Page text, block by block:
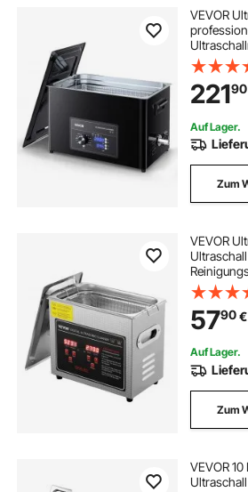
ultraschallreiniger für große
brillen ultraschallreiniger
ultraschallreiniger für schmuck
ja ultraschallreiniger für brille
ultraschallreiniger heizung 10l
ultraschallreiniger für brille
VEVOR
für Uhren
Münzen
22190
Auf Lager.
Zum
VEVOR
Digitaler
Reinigung
Brillen,
5790€
Auf Lager.
Zum
VEVOR